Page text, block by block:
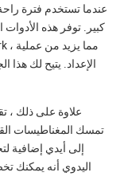
عندما تستخدم فترة
كبير. توفر هذه
الإعداد. يتيح لك
علاوة على ذلك ،
تمسك المغناطيسات
إلى أيدي إضافية
اليدوي أنه يمكنك